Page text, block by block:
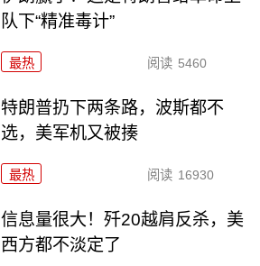
队下“精准毒计”
最热 阅读 5460
特朗普扔下两条路，波斯都不
选，美军机又被揍
最热 阅读 16930
信息量很大！歼20越肩反杀，美
西方都不淡定了